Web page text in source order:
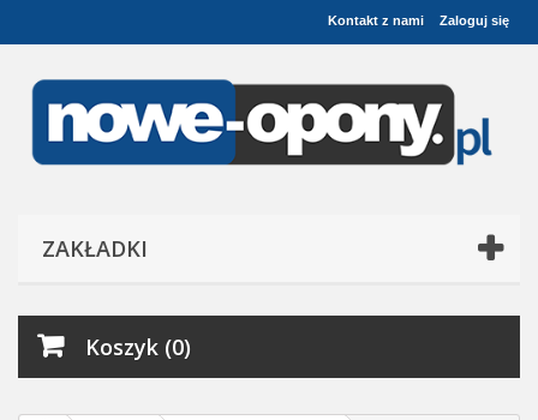
Zaloguj się
Kontakt z nami
ZAKŁADKI
Koszyk (0)